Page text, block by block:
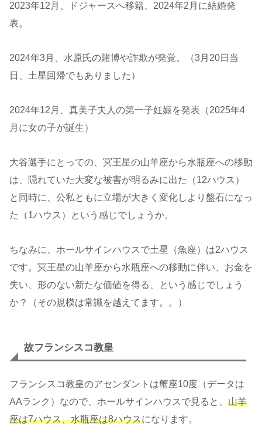
2023年12月、ドジャースへ移籍、2024年2月に結婚発
表。
2024年3月、水原氏の賭博や詐欺が発覚。（3月20日当
日、土星回帰でもありました）
2024年12月、真美子夫人の第一子妊娠を発表（2025年4
月に女の子が誕生）
大谷選手にとっての、冥王星の山羊座から水瓶座への移動
は、隠れていた大変な被害が明るみに出た（12ハウス）
と同時に、公私ともに立場が大きく変化しより盤石になっ
た（1ハウス）という感じでしょうか。
ちなみに、ホールサインハウスで土星（魚座）は2ハウス
です。冥王星の山羊座から水瓶座への移動に伴い、お金を
失い、形のない新たな価値を得る、という感じでしょう
か？（その規模は常識を越えてます。。）
故フランシスコ教皇
フランシスコ教皇のアセンダントは蟹座10度（データは
AAランク）なので、ホールサインハウスで見ると、 山羊
座は7ハウス、水瓶座は8ハウスになります。